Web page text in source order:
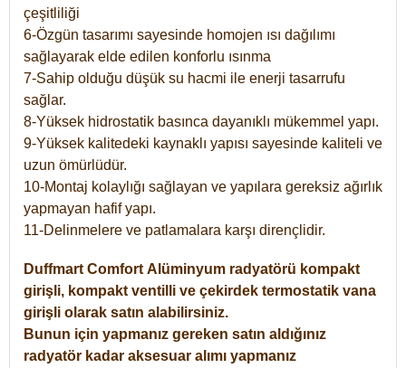
çeşitliliği
6-Özgün tasarımı sayesinde homojen ısı dağılımı
sağlayarak elde edilen konforlu ısınma
7-Sahip olduğu düşük su hacmi ile enerji tasarrufu
sağlar.
8-Yüksek hidrostatik basınca dayanıklı mükemmel yapı.
9-Yüksek kalitedeki kaynaklı yapısı sayesinde kaliteli ve
uzun ömürlüdür.
10-Montaj kolaylığı sağlayan ve yapılara gereksiz ağırlık
yapmayan hafif yapı.
11-Delinmelere ve patlamalara karşı dirençlidir.
Duffmart Comfort Alüminyum radyatörü kompakt
girişli, kompakt ventilli ve çekirdek termostatik vana
girişli olarak satın alabilirsiniz.
Bunun için yapmanız gereken satın aldığınız
radyatör kadar aksesuar alımı yapmanız